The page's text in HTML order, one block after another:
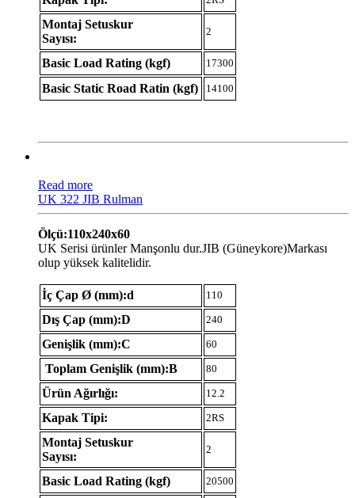
Montaj Setuskur
Sayısı:
2
Basic Load Rating (kgf) 17300
Basic Static Road Ratin (kgf) 14100
Read more
UK 322 JIB Rulman
Ölçü:110x240x60
UK Serisi ürünler Manşonlu dur.JIB (Güneykore)Markası
olup yüksek kalitelidir.
İç Çap Ø (mm):d 110
Dış Çap (mm):D 240
Genişlik (mm):C 60
Toplam Genişlik (mm):B 80
Ürün Ağırlığı: 12.2
Kapak Tipi: 2RS
Montaj Setuskur
Sayısı:
2
Basic Load Rating (kgf) 20500